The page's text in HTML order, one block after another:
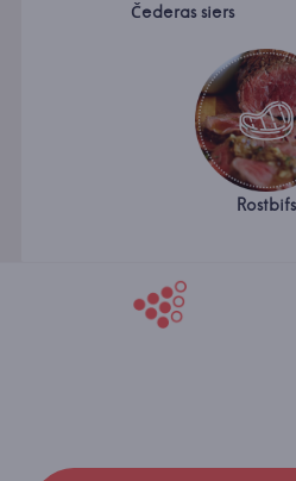
Čederas siers
Rostbifs